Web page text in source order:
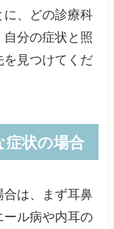
に、どの診療科
分の症状と照
を見つけてくだ
状の場合
合は、まず耳鼻
ル病や内耳の